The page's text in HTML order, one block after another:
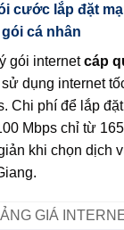
cước lắp đặt
cá nhân
gói internetcáp
sử dụng internet
Chi phí để lắp
Mbps chỉ từ
khi chọn dịch
GIÁ